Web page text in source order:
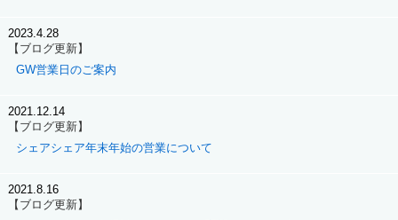
2023.4.28
【ブログ更新】
GW営業日のご案内
2021.12.14
【ブログ更新】
シェアシェア年末年始の営業について
2021.8.16
【ブログ更新】